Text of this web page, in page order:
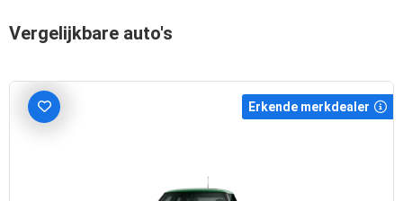
Vergelijkbare auto's
Erkende merkdealer